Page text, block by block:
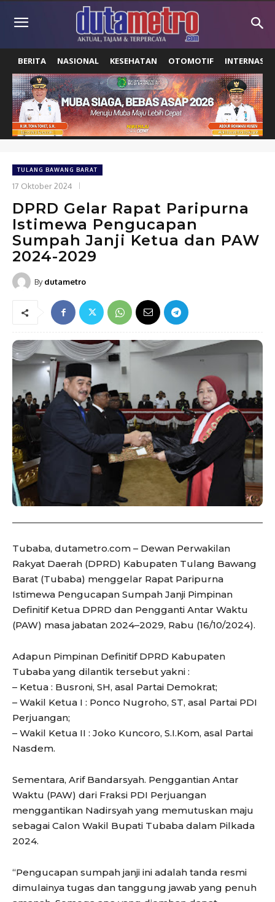
BERITA NASIONAL KESEHATAN OTOMOTIF
TULANG BAWANG BARAT
17 Oktober 2024
DPRD Gelar Rapat Paripurna
Istimewa Pengucapan
Sumpah Janji Ketua dan PAW
2024-2029
By dutametro
Tubaba, dutametro.com – Dewan Perwakilan
Rakyat Daerah (DPRD) Kabupaten Tulang Bawang
Barat (Tubaba) menggelar Rapat Paripurna
Istimewa Pengucapan Sumpah Janji Pimpinan
Definitif Ketua DPRD dan Pengganti Antar Waktu
(PAW) masa jabatan 2024–2029, Rabu (16/10/2024).
Adapun Pimpinan Definitif DPRD Kabupaten
Tubaba yang dilantik tersebut yakni :
– Ketua : Busroni, SH, asal Partai Demokrat;
– Wakil Ketua I : Ponco Nugroho, ST, asal Partai PDI
Perjuangan;
– Wakil Ketua II : Joko Kuncoro, S.I.Kom, asal Partai
Nasdem.
Sementara, Arif Bandarsyah. Penggantian Antar
Waktu (PAW) dari Fraksi PDI Perjuangan
menggantikan Nadirsyah yang memutuskan maju
sebagai Calon Wakil Bupati Tubaba dalam Pilkada
2024.
“Pengucapan sumpah janji ini adalah tanda resmi
dimulainya tugas dan tanggung jawab yang penuh